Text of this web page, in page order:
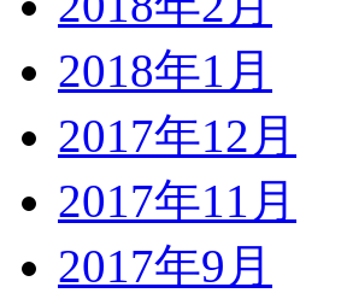
2018年1月
2017年12月
2017年11月
2017年9月